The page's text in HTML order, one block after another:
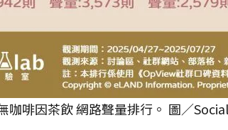
咖啡因茶飲 網路聲量排行。 圖／